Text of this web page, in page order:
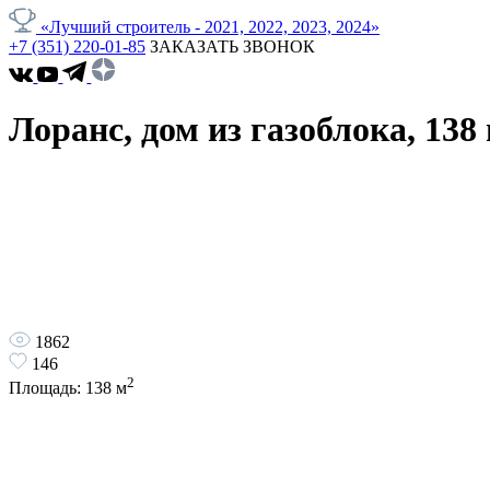
«Лучший строитель - 2021, 2022, 2023, 2024»
+7 (351) 220-01-85 ЗАКАЗАТЬ ЗВОНОК
Лоранс, дом из газоблока, 138
1862
146
Площадь: 138 м2